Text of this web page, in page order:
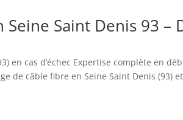
Seine Saint Denis 93 –
en cas d’échec Expertise complète en
de câble fibre en Seine Saint Denis (93)